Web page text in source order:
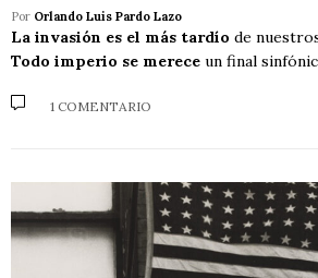
Por Orlando Luis Pardo Lazo
La invasión es el más tardío de
Todo imperio se merece un final
1 COMENTARIO